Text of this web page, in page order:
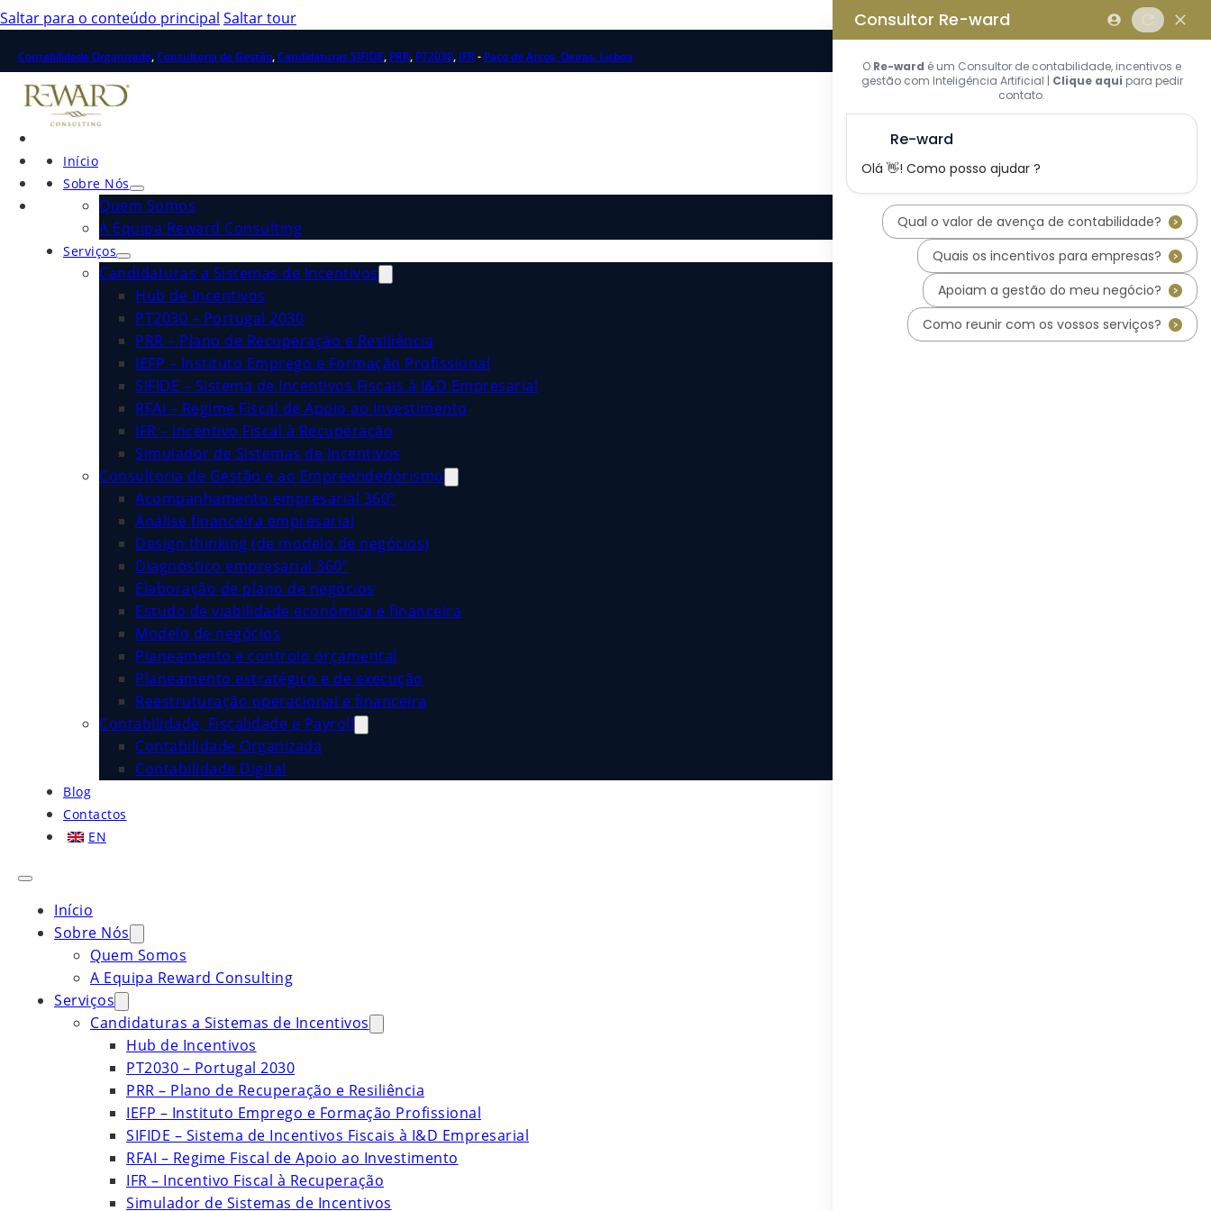
Saltar para o conteúdo principal Saltar tour
Contabilidade Organizada,Consultoria de Gestão,Candidaturas SIFIDE, PRR, PT2030, IFR- Paço de Arcos, Oeiras, Lisboa
Início
Sobre Nós
Quem Somos
A Equipa Reward Consulting
Serviços
Candidaturas a Sistemas de Incentivos
Hub de Incentivos
PT2030 – Portugal 2030
PRR – Plano de Recuperação e Resiliência
IEFP – Instituto Emprego e Formação Profissional
SIFIDE – Sistema de Incentivos Fiscais à I&D Empresarial
RFAI – Regime Fiscal de Apoio ao Investimento
IFR – Incentivo Fiscal à Recuperação
Simulador de Sistemas de Incentivos
Consultoria de Gestão e ao Empreendedorismo
Acompanhamento empresarial 360º
Análise financeira empresarial
Design thinking (de modelo de negócios)
Diagnóstico empresarial 360º
Elaboração de plano de negócios
Estudo de viabilidade económica e financeira
Modelo de negócios
Planeamento e controlo orçamental
Planeamento estratégico e de execução
Reestruturação operacional e financeira
Contabilidade, Fiscalidade e Payroll
Contabilidade Organizada
Contabilidade Digital
Blog
Contactos
EN
Início
Sobre Nós
Quem Somos
A Equipa Reward Consulting
Serviços
Candidaturas a Sistemas de Incentivos
Hub de Incentivos
PT2030 – Portugal 2030
PRR – Plano de Recuperação e Resiliência
IEFP – Instituto Emprego e Formação Profissional
SIFIDE – Sistema de Incentivos Fiscais à I&D Empresarial
RFAI – Regime Fiscal de Apoio ao Investimento
IFR – Incentivo Fiscal à Recuperação
Simulador de Sistemas de Incentivos